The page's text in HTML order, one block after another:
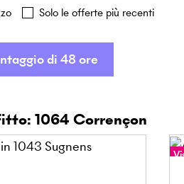
Solo le offerte più recenti
di 48 ore
1064 Corrençon